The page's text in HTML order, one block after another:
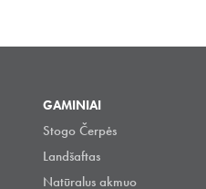
GAMINIAI
Stogo Čerpės
Landšaftas
Natūralus akmuo